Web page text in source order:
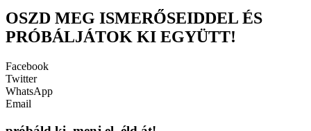
OSZD MEG ISMERŐSEIDDEL ÉS
PRÓBÁLJÁTOK KI EGYÜTT!
Facebook
Twitter
WhatsApp
Email